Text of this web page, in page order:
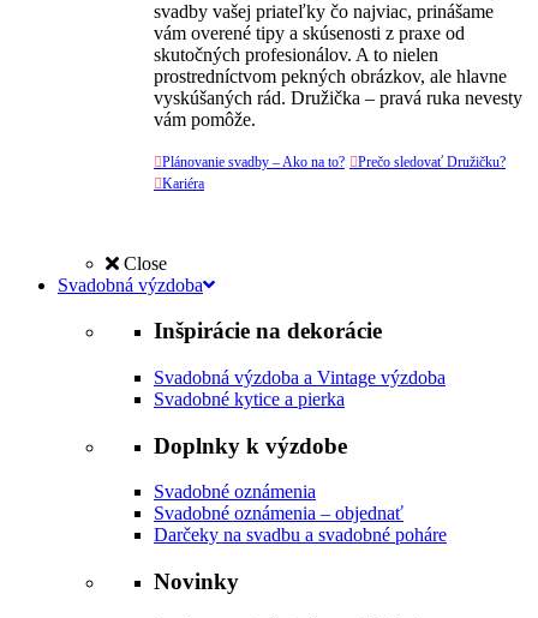
svadby vašej priateľky čo najviac, prinášame
vám overené tipy a skúsenosti z praxe od
skutočných profesionálov. A to nielen
prostredníctvom pekných obrázkov, ale hlavne
vyskúšaných rád. Družička – pravá ruka nevesty
vám pomôže.
Plánovanie svadby – Ako na to? Prečo sledovať Družičku?
Kariéra
Close
Svadobná výzdoba
Inšpirácie na dekorácie
Svadobná výzdoba a Vintage výzdoba
Svadobné kytice a pierka
Doplnky k výzdobe
Svadobné oznámenia
Svadobné oznámenia – objednať
Darčeky na svadbu a svadobné poháre
Novinky